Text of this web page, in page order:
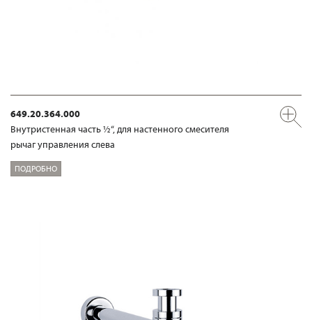
649.20.364.000
Внутристенная часть ½“, для настенного смесителя
рычаг управления слева
ПОДРОБНО